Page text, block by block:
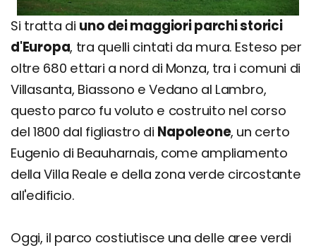
Si tratta di uno dei maggiori parchi storici
d'Europa, tra quelli cintati da mura. Esteso per
oltre 680 ettari a nord di Monza, tra i comuni di
Villasanta, Biassono e Vedano al Lambro,
questo parco fu voluto e costruito nel corso
del 1800 dal figliastro di Napoleone, un certo
Eugenio di Beauharnais, come ampliamento
della Villa Reale e della zona verde circostante
all'edificio.
Oggi, il parco costiutisce una delle aree verdi